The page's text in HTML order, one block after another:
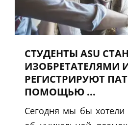
СТУДЕНТЫ ASU
ИЗОБРЕТАТЕЛЯМИ
РЕГИСТРИРУЮТ
ПОМОЩЬЮ ...
Сегодня мы бы хотели